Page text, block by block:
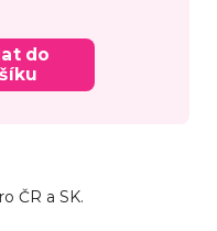
do
ČR a SK.